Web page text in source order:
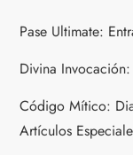
i
o
n
Pase Ultimate:
Divina
Código Mítico:
Artículos